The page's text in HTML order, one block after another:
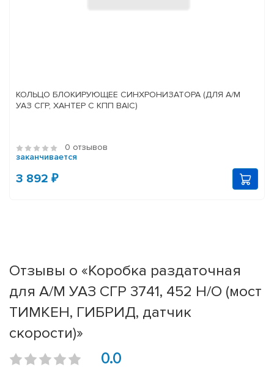
КОЛЬЦО БЛОКИРУЮЩЕЕ СИНХРОНИЗАТОРА (ДЛЯ А/М
УАЗ СГР, ХАНТЕР С КПП BAIC)
0 отзывов
заканчивается
3 892 ₽
Отзывы о «Коробка раздаточная
для А/М УАЗ СГР 3741, 452 Н/О (мост
ТИМКЕН, ГИБРИД, датчик
скорости)»
0.0